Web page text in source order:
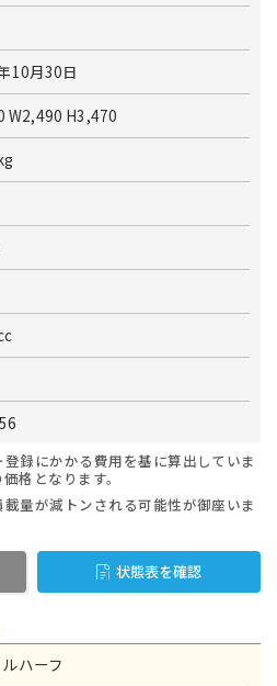
10月30日
W2,490 H3,470
録にかかる費用を基に算出していま
格となります。
量が減トンされる可能性が御座いま
状態表を確認
ルハーフ